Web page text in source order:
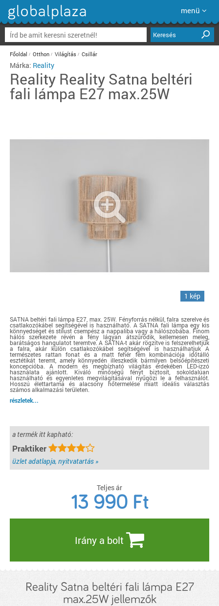
menü
Keresés
Főoldal Otthon Világítás Csillár
Márka: Reality
Reality Reality Satna beltéri
fali lámpa E27 max.25W
1 kép
SATNA beltéri fali lámpa E27, max. 25W. Fényforrás nélkül, falra szerelve és
csatlakozókábel segítségével is használható. A SATNA fali lámpa egy kis
könnyedséget és stílust csempész a nappaliba vagy a hálószobába. Finom
hálós szerkezete révén a fény lágyan átszűrődik, kellemesen meleg,
barátságos hangulatot teremtve. A SATNA-t akár rögzítve is felszerelhetjük
a falra, akár külön csatlakozókábel segítségével is használhatjuk A
természetes rattan fonat és a matt fehér fém kombinációja időtálló
esztétikát teremt, amely könnyedén illeszkedik bármilyen belsőépítészeti
koncepcióba. A modern és megbízható világítás érdekében LED-izzó
használata ajánlott. Kiváló minőségű fényt biztosít, sokoldalúan
használható és egyenletes megvilágításával nyűgözi le a felhasználót.
Hosszú élettartama és alacsony hőtermelése miatt ideális választás
számos alkalmazási területen.
részletek...
a termék itt kapható:
Praktiker
üzlet adatlapja, nyitvatartás »
Teljes ár
13 990 Ft
Irány a bolt
Reality Satna beltéri fali lámpa E27
max.25W jellemzők